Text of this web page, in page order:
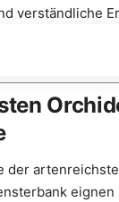
verständliche
der